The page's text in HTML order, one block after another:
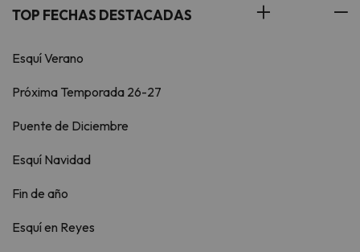
TOP FECHAS DESTACADAS
Esquí Verano
Próxima Temporada 26-27
Puente de Diciembre
Esquí Navidad
Fin de año
Esquí en Reyes